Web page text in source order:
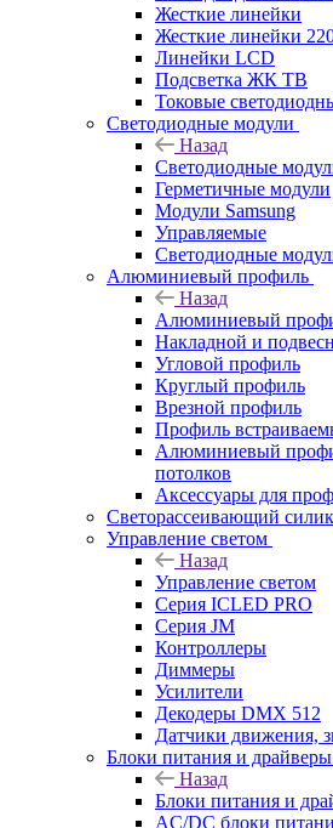
Жесткие линейки
Жесткие линейки
Линейки LCD
Подсветка ЖК ТВ
Токовые
Светодиодные модули
Назад
Светодиодные
Герметичные модули
Модули Samsung
Управляемые
Светодиодные
Алюминиевый профиль
Назад
Алюминиевый
Накладной и
Угловой профиль
Круглый профиль
Врезной профиль
Профиль
Алюминиевый
потолков
Аксессуары для
Светорассеивающий
Управление светом
Назад
Управление светом
Серия ICLED PRO
Серия JM
Контроллеры
Диммеры
Усилители
Декодеры DMX 512
Датчики движения,
Блоки питания и драйверы
Назад
Блоки питания и
AC/DC блоки